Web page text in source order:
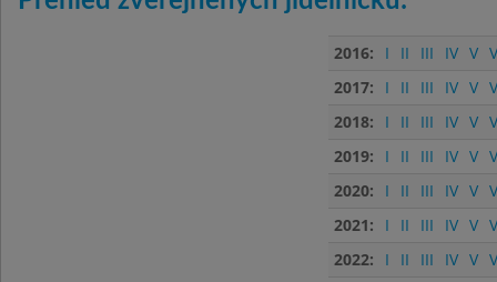
2016: I II III IV V
2017:
I II III IV V
2018:
I II III IV V
2019:
I II III IV V
2020:
I II III IV V
2021:
I II III IV V
2022:
I II III IV V